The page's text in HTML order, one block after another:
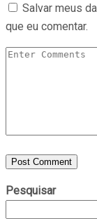
Salvar meus
que eu comentar.
Pesquisar